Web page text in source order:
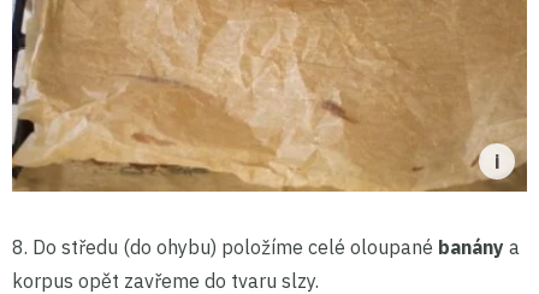
8. Do středu (do ohybu) položíme celé oloupané banány a
korpus opět zavřeme do tvaru slzy.